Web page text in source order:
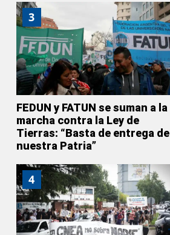
3
FEDUN y FATUN se suman a la
marcha contra la Ley de
Tierras: “Basta de entrega de
nuestra Patria”
4